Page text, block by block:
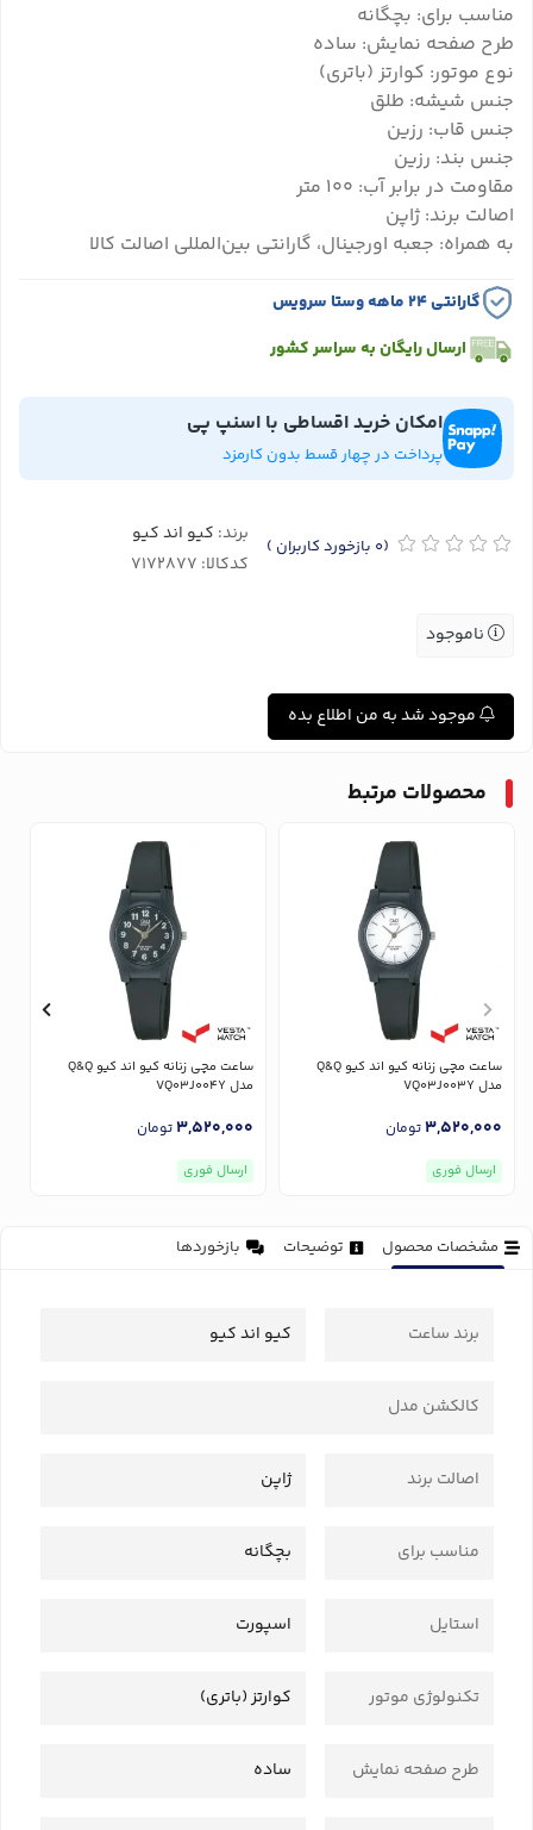
مناسب برای: بچگانه
طرح صفحه نمایش: ساده
نوع موتور: کوارتز (باتری)
جنس شیشه: طلق
جنس قاب: رزین
جنس بند: رزین
مقاومت در برابر آب: 100 متر
اصالت برند: ژاپن
به همراه: جعبه اورجینال، گارانتی بین‌المللی اصالت کالا
گارانتی ۲۴ ماهه وستا سرویس
ارسال رایگان به سراسر کشور
امکان خرید اقساطی با اسنپ پی
پرداخت در چهار قسط بدون کارمزد
(0 بازخورد کاربران ) برند: کیو اند کیو
کدکالا:
ناموجود
موجود شد به من اطلاع بده
محصولات مرتبط
ساعت مچی زنانه کیو اند کیو Q&Q
مدل VQ03J003Y
3,520,000تومان
ارسال فوری
ساعت مچی زنانه کیو اند کیو Q&Q
مدل VQ03J004Y
3,520,000تومان
ارسال فوری
مشخصات محصول توضیحات بازخوردها
برند ساعت کیو اند کیو
کالکشن مدل
اصالت برند ژاپن
مناسب برای بچگانه
استایل اسپورت
تکنولوژی موتور کوارتز (باتری)
طرح صفحه نمایش ساده